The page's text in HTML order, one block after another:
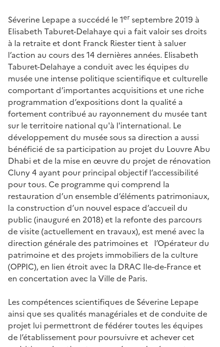
Séverine Lepape a succédé le 1er septembre 2019 à
Elisabeth Taburet-Delahaye qui a fait valoir ses droits
à la retraite et dont Franck Riester tient à saluer
l’action au cours des 14 dernières années. Elisabeth
Taburet-Delahaye a conduit avec les équipes du
musée une intense politique scientifique et culturelle
comportant d’importantes acquisitions et une riche
programmation d’expositions dont la qualité a
fortement contribué au rayonnement du musée tant
sur le territoire national qu'à l'international. Le
développement du musée sous sa direction a aussi
bénéficié de sa participation au projet du Louvre Abu
Dhabi et de la mise en œuvre du projet de rénovation
Cluny 4 ayant pour principal objectif l’accessibilité
pour tous. Ce programme qui comprend la
restauration d’un ensemble d’éléments patrimoniaux,
la construction d’un nouvel espace d’accueil du
public (inauguré en 2018) et la refonte des parcours
de visite (actuellement en travaux), est mené avec la
direction générale des patrimoines et l’Opérateur du
patrimoine et des projets immobiliers de la culture
(OPPIC), en lien étroit avec la DRAC Ile-de-France et
en concertation avec la Ville de Paris.
Les compétences scientifiques de Séverine Lepape
ainsi que ses qualités managériales et de conduite de
projet lui permettront de fédérer toutes les équipes
de l’établissement pour poursuivre et achever cet